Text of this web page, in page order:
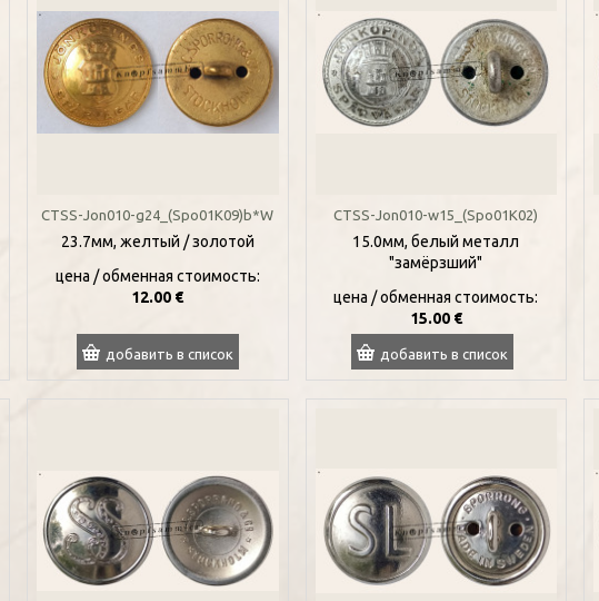
CTSS-Jon010-g24_(Spo01K09)b*W
23.7мм, желтый / золотой
цена / oбменная стоимость:
12.00 €
добавить в список
CTSS-Jon010-w15_(Spo01K02)
15.0мм, белый металл
"замёрзший"
цена / oбменная стоимость:
15.00 €
добавить в список